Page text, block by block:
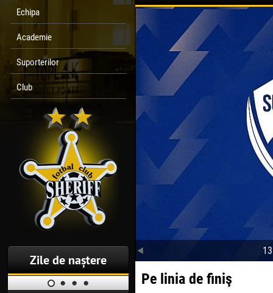
Echipa
Academie
Suporterilor
Club
Zile de naștere
Pe linia de finiş